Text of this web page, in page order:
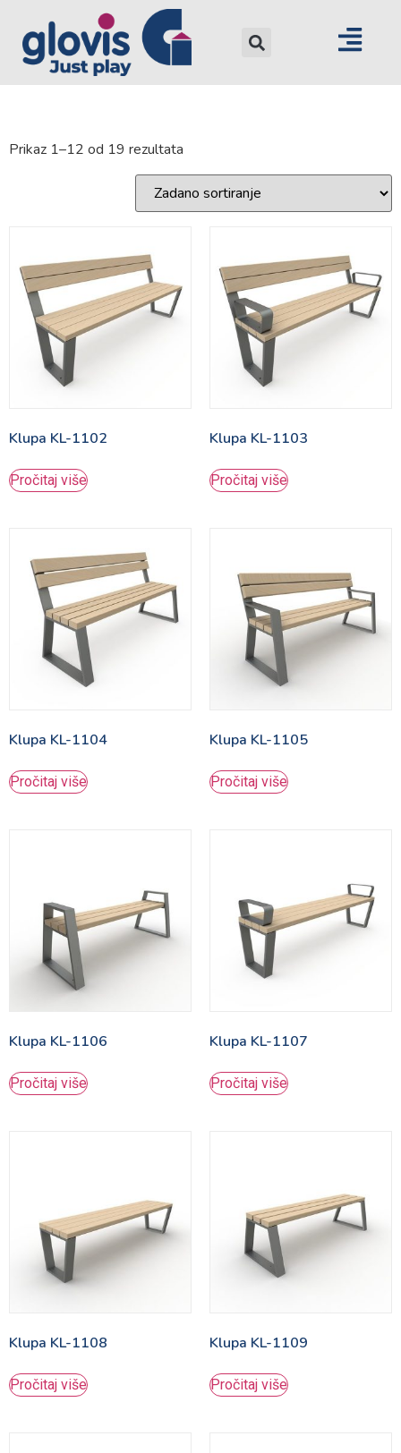
Prikaz 1–12 od 19 rezultata
Klupa KL-1102
Pročitaj više
Klupa KL-1103
Pročitaj više
Klupa KL-1104
Pročitaj više
Klupa KL-1105
Pročitaj više
Klupa KL-1106
Pročitaj više
Klupa KL-1107
Pročitaj više
Klupa KL-1108
Pročitaj više
Klupa KL-1109
Pročitaj više